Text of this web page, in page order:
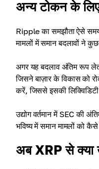
अन्य टोकन के
Ripple का समझौता ऐसे
मामलों में समान बदलावों ने
अगर यह बदलाव अंतिम रूप
जिसने बाज़ार के विकास को
करें, जिससे इसकी
उद्योग वर्तमान में SEC की
भविष्य में समान मामलों को
अब XRP से क्या